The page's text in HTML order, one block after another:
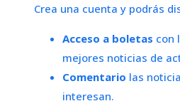
Crea una cuenta y podrás
Acceso a boletas con
mejores noticias de
Comentario las
interesan.